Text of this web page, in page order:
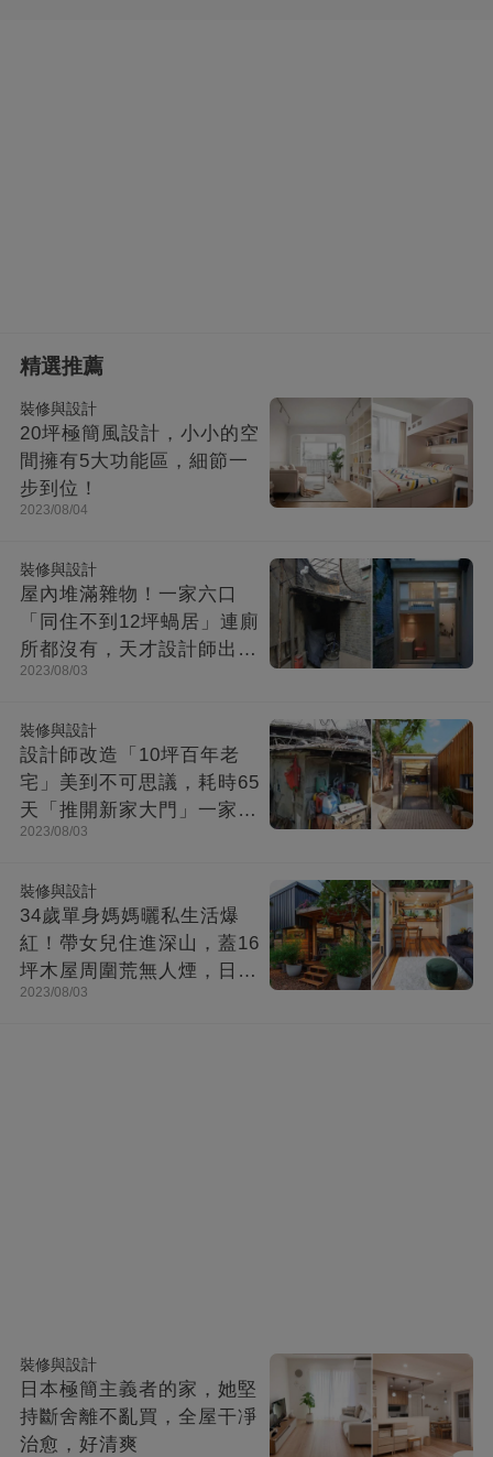
精選推薦
裝修與設計
20坪極簡風設計，小小的空
間擁有5大功能區，細節一
步到位！
2023/08/04
裝修與設計
屋內堆滿雜物！一家六口
「同住不到12坪蝸居」連廁
所都沒有，天才設計師出馬
「打造功能齊全迷你房」成
2023/08/03
裝修與設計
設計師改造「10坪百年老
宅」美到不可思議，耗時65
天「推開新家大門」一家8
口哭了
2023/08/03
裝修與設計
34歲單身媽媽曬私生活爆
紅！帶女兒住進深山，蓋16
坪木屋周圍荒無人煙，日子
快活似神仙
2023/08/03
裝修與設計
日本極簡主義者的家，她堅
持斷舍離不亂買，全屋干凈
治愈，好清爽